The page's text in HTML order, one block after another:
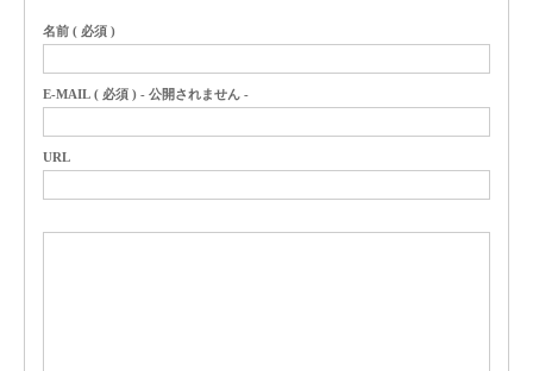
名前 ( 必須 )
E-MAIL ( 必須 ) - 公開されません -
URL